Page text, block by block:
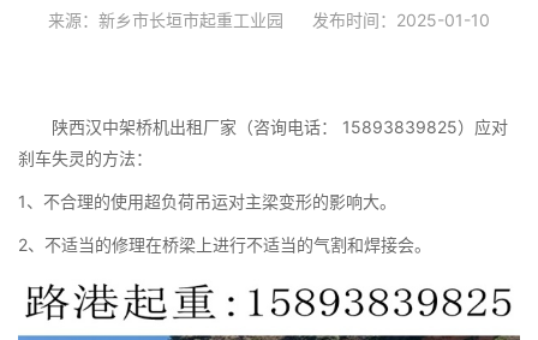
来源：新乡市长垣市起重工业园 发布时间：2025-01-10
陕西汉中架桥机出租厂家（咨询电话： 15893839825）应对
刹车失灵的方法：
1、不合理的使用超负荷吊运对主梁变形的影响大。
2、不适当的修理在桥梁上进行不适当的气割和焊接会。